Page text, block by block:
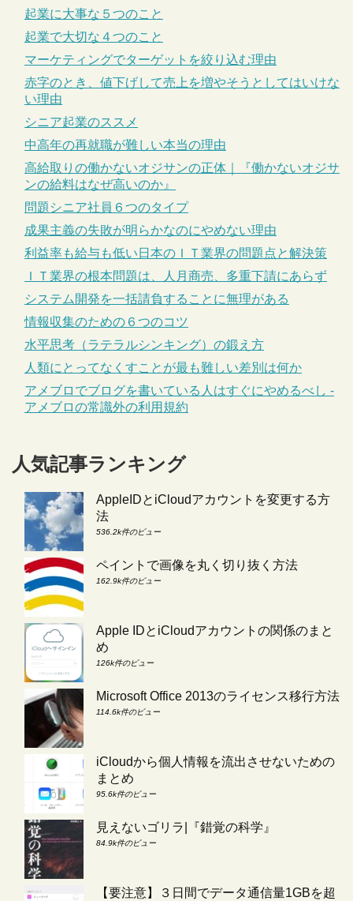
起業に大事な５つのこと
起業で大切な４つのこと
マーケティングでターゲットを絞り込む理由
赤字のとき、値下げして売上を増やそうとしてはいけな
い理由
シニア起業のススメ
中高年の再就職が難しい本当の理由
高給取りの働かないオジサンの正体｜『働かないオジサ
ンの給料はなぜ高いのか』
問題シニア社員６つのタイプ
成果主義の失敗が明らかなのにやめない理由
利益率も給与も低い日本のＩＴ業界の問題点と解決策
ＩＴ業界の根本問題は、人月商売、多重下請にあらず
システム開発を一括請負することに無理がある
情報収集のための６つのコツ
水平思考（ラテラルシンキング）の鍛え方
人類にとってなくすことが最も難しい差別は何か
アメブロでブログを書いている人はすぐにやめるべし -
アメブロの常識外の利用規約
人気記事ランキング
AppleIDとiCloudアカウントを変更する方
法
536.2k件のビュー
ペイントで画像を丸く切り抜く方法
162.9k件のビュー
Apple IDとiCloudアカウントの関係のまと
め
126k件のビュー
Microsoft Office 2013のライセンス移行方法
114.6k件のビュー
iCloudから個人情報を流出させないための
まとめ
95.6k件のビュー
見えないゴリラ|『錯覚の科学』
84.9k件のビュー
【要注意】３日間でデータ通信量1GBを超